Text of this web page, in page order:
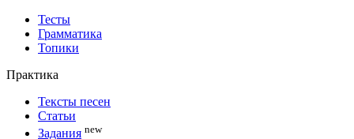
Тесты
Грамматика
Топики
Практика
Тексты песен
Статьи
Задания new